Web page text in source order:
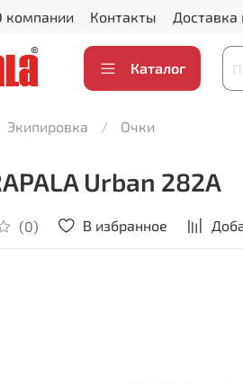
компании Контакты Доставка
Каталог
Экипировка Очки
Urban 282A
(0) В избранное